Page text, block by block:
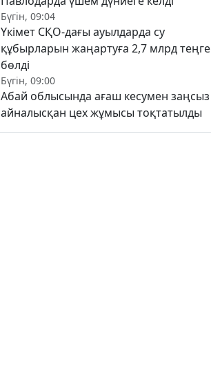
Бүгін, 09:04
Үкімет СҚО-дағы ауылдарда су
құбырларын жаңартуға 2,7 млрд теңге
бөлді
Бүгін, 09:00
Абай облысында ағаш кесумен заңсыз
айналысқан цех жұмысы тоқтатылды